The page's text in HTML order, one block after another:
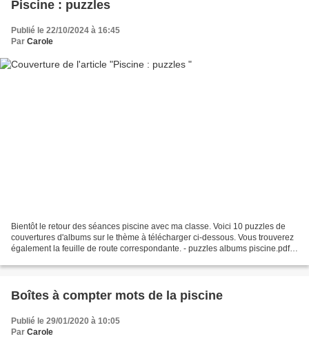
Piscine : puzzles
Publié le 22/10/2024 à 16:45
Par Carole
Bientôt le retour des séances piscine avec ma classe. Voici 10 puzzles de
couvertures d'albums sur le thème à télécharger ci-dessous. Vous trouverez
également la feuille de route correspondante. - puzzles albums piscine.pdf -
Boîtes à compter mots de la piscine
Publié le 29/01/2020 à 10:05
Par Carole